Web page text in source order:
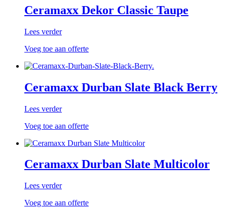
Ceramaxx Dekor Classic Taupe
Lees verder
Voeg toe aan offerte
Ceramaxx Durban Slate Black Berry
Lees verder
Voeg toe aan offerte
Ceramaxx Durban Slate Multicolor
Lees verder
Voeg toe aan offerte